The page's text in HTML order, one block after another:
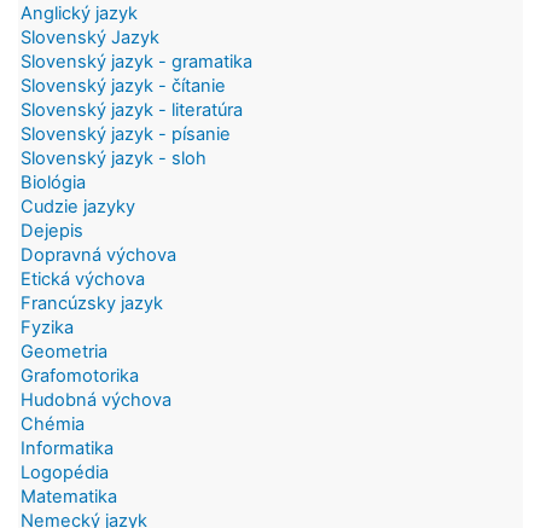
Anglický jazyk
Slovenský Jazyk
Slovenský jazyk - gramatika
Slovenský jazyk - čítanie
Slovenský jazyk - literatúra
Slovenský jazyk - písanie
Slovenský jazyk - sloh
Biológia
Cudzie jazyky
Dejepis
Dopravná výchova
Etická výchova
Francúzsky jazyk
Fyzika
Geometria
Grafomotorika
Hudobná výchova
Chémia
Informatika
Logopédia
Matematika
Nemecký jazyk